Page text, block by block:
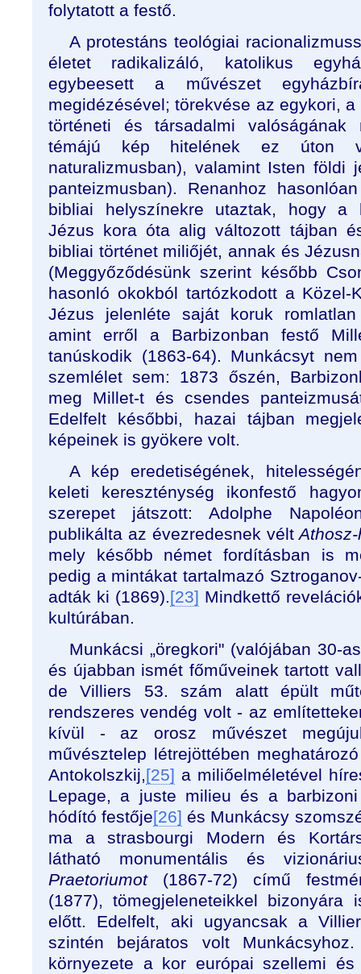
folytatott a festő.
A protestáns teológiai
életet radikalizáló, katolikus
egybeesett a művészet
megidézésével; törekvése az egykori,
történeti és társadalmi valóságának
témájú kép hitelének ez úton
naturalizmusban), valamint Isten földi
panteizmusban). Renanhoz
bibliai helyszínekre utaztak, hogy a
Jézus kora óta alig változott tájban
bibliai történet miliőjét, annak és
(Meggyőződésünk szerint később
hasonló okokból tartózkodott a Közel-
Jézus jelenléte saját koruk
amint erről a Barbizonban festő
tanúskodik (1863-64). Munkácsyt
szemlélet sem: 1873 őszén,
meg Millet-t és csendes
Edelfelt későbbi, hazai tájban
képeinek is gyökere volt.
A kép eredetiségének,
keleti kereszténység ikonfestő
szerepet játszott: Adolphe
publikálta az évezredesnek vélt
mely később német fordításban is
pedig a mintákat tartalmazó
adták ki (1869).[23] Mindkettő
kultúrában.
Munkácsi „öregkori" (valójában 30-
és újabban ismét főműveinek tartott
de Villiers 53. szám alatt épült
rendszeres vendég volt - az
kívül - az orosz művészet
művésztelep létrejöttében
Antokolszkij,[25] a miliőelméletével
Lepage, a juste milieu és a
hódító festője[26] és Munkácsy
ma a strasbourgi Modern és
látható monumentális és
Praetoriumot (1867-72) című
(1877), tömegjeleneteikkel bizonyára
előtt. Edelfelt, aki ugyancsak a
szintén bejáratos volt
környezete a kor európai szellemi és